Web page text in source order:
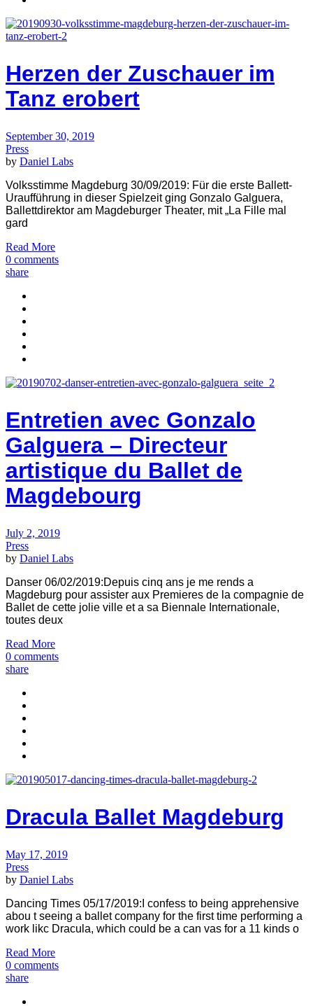
Herzen der Zuschauer im
Tanz erobert
September 30, 2019
Press
by Daniel Labs
Volksstimme Magdeburg 30/09/2019: Für die erste Ballett­
Uraufführung in dieser Spielzeit ging Gonzalo Galguera,
Ballettdirektor am Magdeburger Theater, mit „La Fille mal
gard
Read More
0 comments
share
Entretien avec Gonzalo
Galguera – Directeur
artistique du Ballet de
Magdebourg
July 2, 2019
Press
by Daniel Labs
Danser 06/02/2019:Depuis cinq ans je me rends a
Magdeburg pour assis­ter aux Premieres de la compagnie de
Ballet de cette jolie ville et a sa Biennale Internationale,
toutes deux
Read More
0 comments
share
Dracula Ballet Magdeburg
May 17, 2019
Press
by Daniel Labs
Dancing Times 05/17/2019:I confess to being apprehensive
abou t seeing a ballet company for the first time performing a
work likc Dracula, which could be a can vas for a 11 kinds o
Read More
0 comments
share